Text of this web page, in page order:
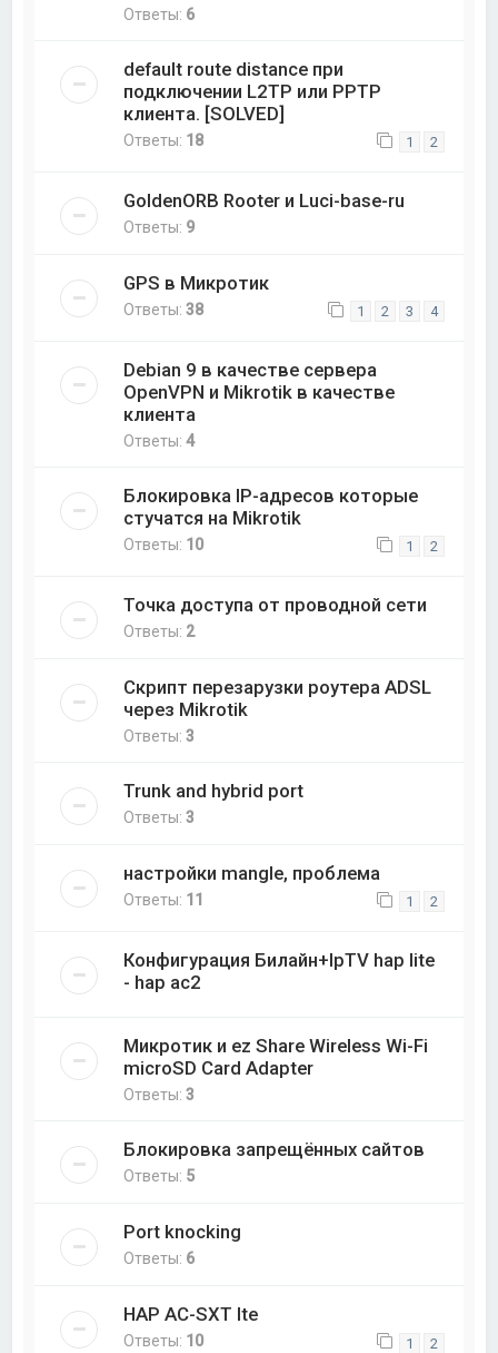
Ответы: 6
default route distance при
подключении L2TP или PPTP
клиента. [SOLVED]
Ответы: 18 1 2
GoldenORB Rooter и Luci-base-ru
Ответы: 9
GPS в Микротик
Ответы:38 1 2 3 4
Debian 9 в качестве сервера
OpenVPN и Mikrotik в качестве
клиента
Ответы:4
Блокировка IP-адресов которые
стучатся на Mikrotik
Ответы: 10 1 2
Точка доступа от проводной сети
Ответы: 2
Скрипт перезарузки роутера ADSL
через Mikrotik
Ответы:3
Trunk and hybrid port
Ответы:3
настройки mangle, проблема
Ответы: 11 1 2
Конфигурация Билайн+IpTV hap lite
- hap ac2
Микротик и ez Share Wireless Wi-Fi
microSD Card Adapter
Ответы:3
Блокировка запрещённых сайтов
Ответы: 5
Port knocking
Ответы: 6
HAP AC-SXT lte
Ответы: 10 1 2